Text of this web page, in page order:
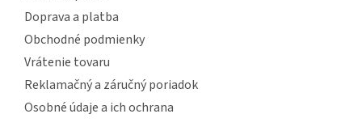
Doprava a platba
Obchodné podmienky
Vrátenie tovaru
Reklamačný a záručný poriadok
Osobné údaje a ich ochrana